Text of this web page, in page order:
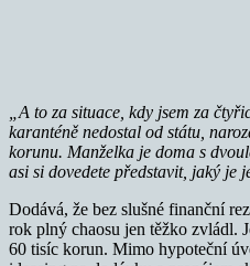
„A to za situace, kdy jsem za
karanténě nedostal od státu,
korunu. Manželka je doma s
asi si dovedete představit, jaký je
Dodává, že bez slušné finanční
rok plný chaosu jen těžko zvládl.
60 tisíc korun. Mimo hypoteční